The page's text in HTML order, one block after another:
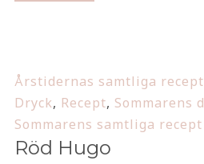
Årstidernas samtliga recept
Dryck, Recept, Sommarens
Sommarens samtliga recept
Röd Hugo